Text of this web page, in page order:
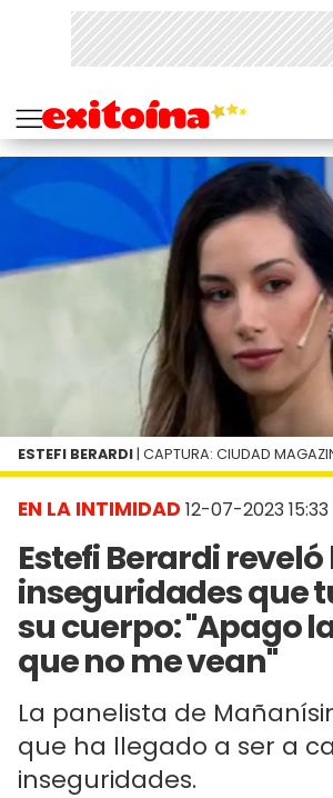
EN LA INTIMIDAD 12-07-2023 15:33
Estefi Berardi reveló
inseguridades que
su cuerpo: "Apago
que no me vean"
La panelista de
que ha llegado a ser a
inseguridades.
ESTEFI BERARDI | CAPTURA: CIUDAD